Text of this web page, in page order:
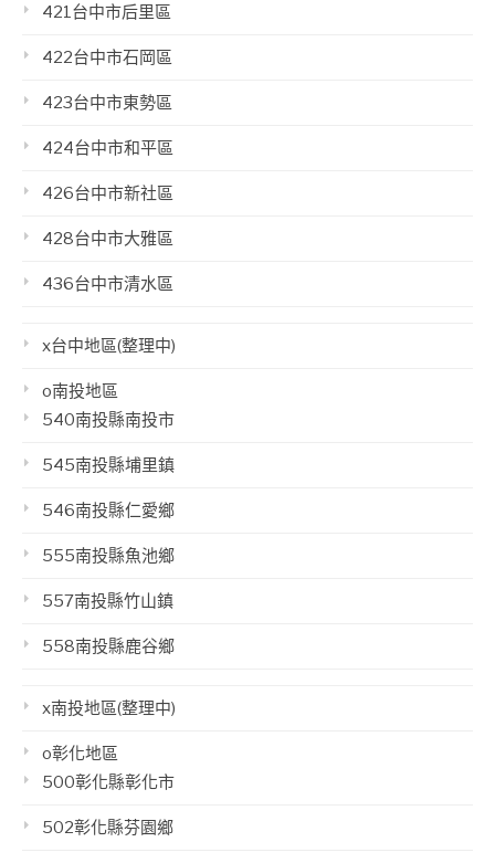
421台中市后里區
422台中市石岡區
423台中市東勢區
424台中市和平區
426台中市新社區
428台中市大雅區
436台中市清水區
x台中地區(整理中)
o南投地區
540南投縣南投市
545南投縣埔里鎮
546南投縣仁愛鄉
555南投縣魚池鄉
557南投縣竹山鎮
558南投縣鹿谷鄉
x南投地區(整理中)
o彰化地區
500彰化縣彰化市
502彰化縣芬園鄉